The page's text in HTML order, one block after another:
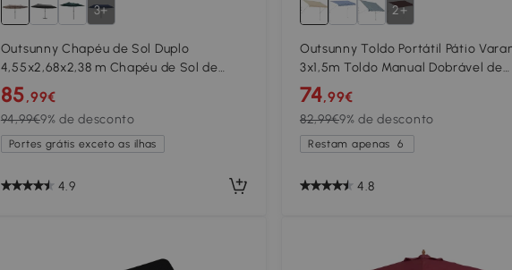
3+
Outsunny Chapéu de Sol Duplo
4,55x2,68x2,38 m Chapéu de Sol de
Jardim com Manivela Manual Resistente
à Água e com Proteção Solar UV para
Terraço Pátio Café
85,99€
94,99€9% de desconto
Portes grátis exceto as ilhas
4.9
2+
Outsunny Toldo Portátil Pátio
3x1,5m Toldo Manual Dobrável de
Alumínio Altura Regulável com
para Terraço Jardim Bege
74,99€
82,99€9% de desconto
Restam apenas 6
4.8